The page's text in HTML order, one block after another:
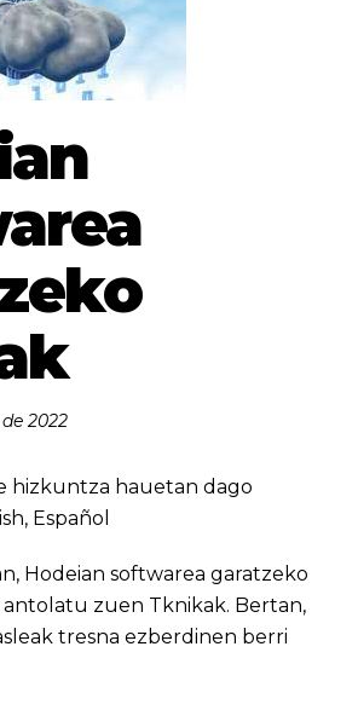
2022
hizkuntza hauetan dago
, Español
Hodeian softwarea garatzeko
antolatu zuen Tknikak. Bertan,
tresna ezberdinen berri